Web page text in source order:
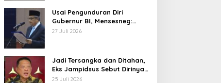
Usai Pengunduran Diri
Gubernur BI, Mensesneg:
Segera Terbit Keppres
27 Juli 2026
Jadi Tersangka dan Ditahan,
Eks Jampidsus Sebut Dirinya
Korban Kriminalisasi
25 Juli 2026